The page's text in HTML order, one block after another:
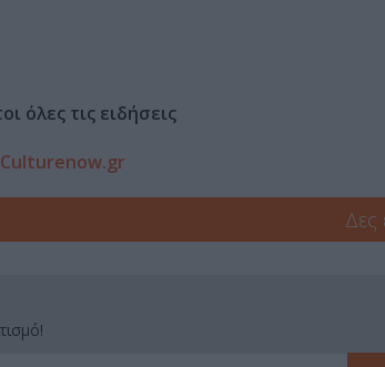
όλες τις ειδήσεις
Culturenow.gr